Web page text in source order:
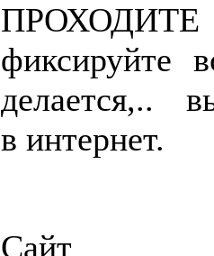
фиксируйте
делается,..
в интернет.
Сайт